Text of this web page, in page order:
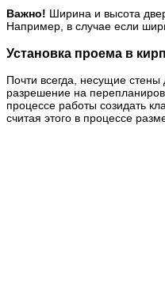
Важно! Ширина и высота
Например, в случае если
Установка проема в
Почти всегда, несущие
разрешение на
процессе работы созидать
считая этого в процессе